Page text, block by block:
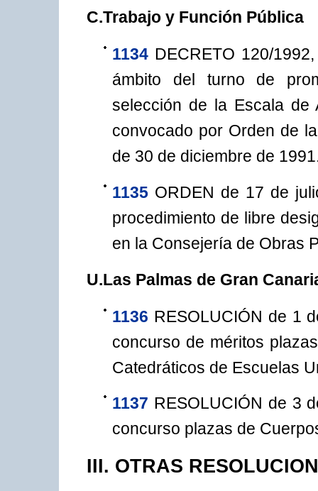
C.Trabajo y Función Pública
1134 DECRETO 120/
ámbito del turno de
selección de la Escala de
convocado por Orden de
de 30 de diciembre de
1135 ORDEN de 17 de
procedimiento de libre
en la Consejería de Obras
U.Las Palmas de Gran
1136 RESOLUCIÓN de 1
concurso de méritos
Catedráticos de Escuelas
1137 RESOLUCIÓN de 3
concurso plazas de
III. OTRAS